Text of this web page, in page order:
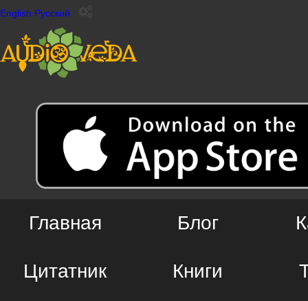
English Русский
Главная Блог
Цитатник Книги